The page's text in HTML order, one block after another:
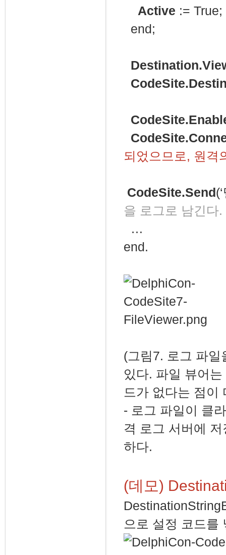
Active := True;
end;
되었으므로, 원격
CodeSite.Send
을 로그로 남긴다.
…
end.
(그림7. 로그 파
있다. 파일 뷰어
드가 없다는 점이
- 로그 파일이 클
격 로그 서버에
하다.
(데모)
으로 설정 코드를